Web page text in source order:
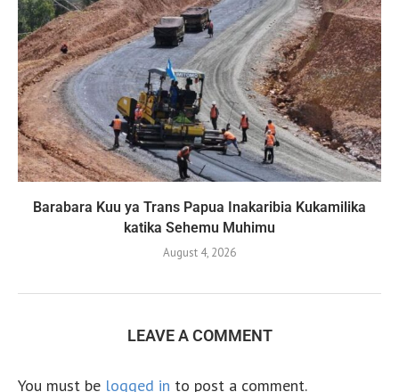
Barabara Kuu ya Trans Papua Inakaribia Kukamilika
katika Sehemu Muhimu
August 4, 2026
LEAVE A COMMENT
You must be logged in to post a comment.